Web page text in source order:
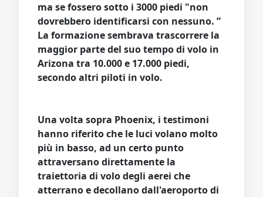
ma se fossero sotto i 3000 piedi "non
dovrebbero identificarsi con nessuno. ”
La formazione sembrava trascorrere la
maggior parte del suo tempo di volo in
Arizona tra 10.000 e 17.000 piedi,
secondo altri piloti in volo.
Una volta sopra Phoenix, i testimoni
hanno riferito che le luci volano molto
più in basso, ad un certo punto
attraversano direttamente la
traiettoria di volo degli aerei che
atterrano e decollano dall'aeroporto di